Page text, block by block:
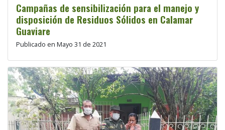
Campañas de sensibilización para el manejo y
disposición de Residuos Sólidos en Calamar
Guaviare
Publicado en Mayo 31 de 2021